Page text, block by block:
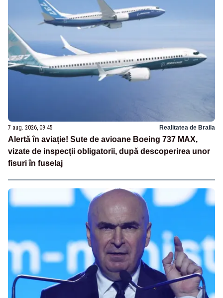
7 aug. 2026, 09:45 Realitatea de Braila
Alertă în aviație! Sute de avioane Boeing 737 MAX,
vizate de inspecții obligatorii, după descoperirea unor
fisuri în fuselaj